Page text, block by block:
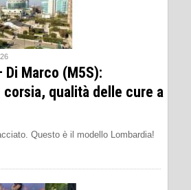
Di Marco (M5S):
corsia, qualità delle cure a
Questo è il modello Lombardia!